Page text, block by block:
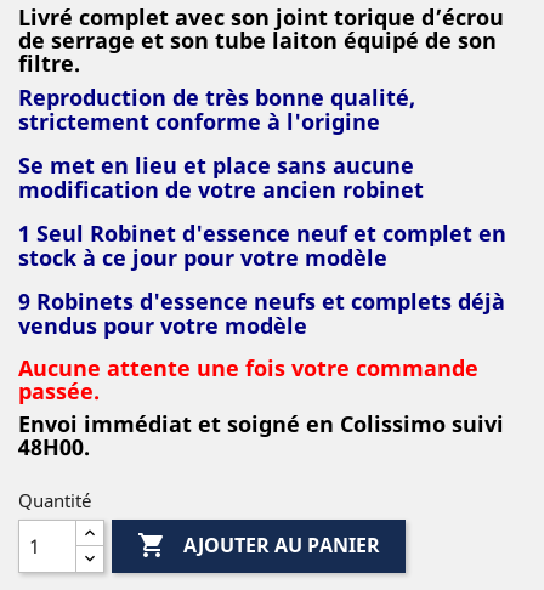
Livré complet avec son joint torique d’écrou
de serrage et son tube laiton équipé de son
filtre.
Reproduction de très bonne qualité,
strictement conforme à l'origine
Se met en lieu et place sans aucune
modification de votre ancien robinet
1 Seul Robinet d'essence neuf et complet en
stock à ce jour pour votre modèle
9 Robinets d'essence neufs et complets déjà
vendus pour votre modèle
Aucune attente une fois votre commande
passée.
Envoi immédiat et soigné en Colissimo suivi
48H00.
Quantité
 AJOUTER AU PANIER